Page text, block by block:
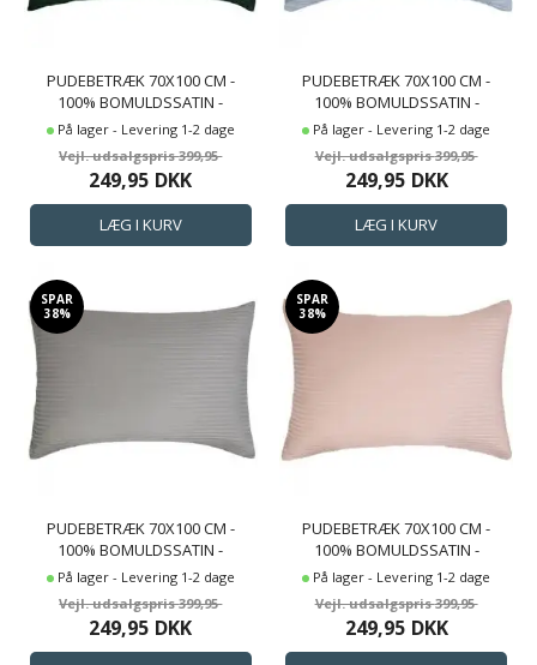
PUDEBETRÆK 70X100 CM -
100% BOMULDSSATIN -
GAVLPUDE - KLASSISK
GRØNNE STRIBER
På lager - Levering 1-2 dage
399,95
249,95 DKK
PUDEBETRÆK 70X100 CM -
100% BOMULDSSATIN -
GAVLPUDE - KLASSISK
LYSEBLÅ STRIBER
På lager - Levering 1-2 dage
399,95
249,95 DKK
SPAR
38%
PUDEBETRÆK 70X100 CM -
100% BOMULDSSATIN -
GAVLPUDE - KLASSISK
LYSEGRÅ STRIBER
På lager - Levering 1-2 dage
399,95
249,95 DKK
SPAR
38%
PUDEBETRÆK 70X100 CM -
100% BOMULDSSATIN -
GAVLPUDE - KLASSISK
LYSERØDE STRIBER
På lager - Levering 1-2 dage
399,95
249,95 DKK